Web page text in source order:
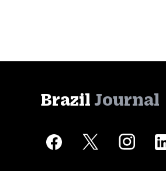
Brazil Journal